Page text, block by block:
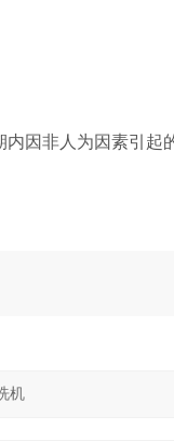
非人为因素引起